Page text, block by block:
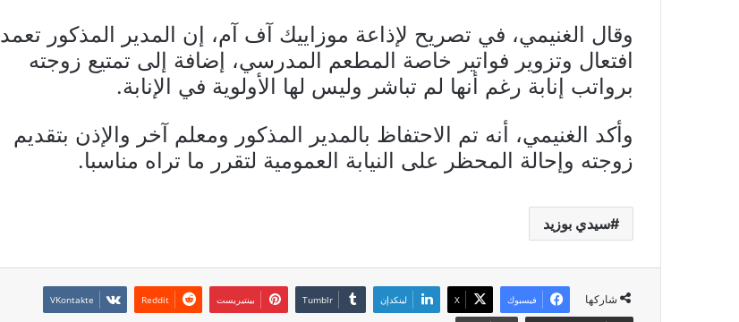
وقال الغنيمي، في تصريح لإذاعة موزاييك آف آم، إن المدير المذكور تعمد
افتعال وتزوير فواتير خاصة المطعم المدرسي، إضافة إلى تمتيع زوجته
برواتب إنابة رغم أنها لم تباشر وليس لها الأولوية في الإنابة.
وأكد الغنيمي، أنه تم الاحتفاظ بالمدير المذكور ومعلم آخر والإذن بتقديم
زوجته وإحالة المحظر على النيابة العمومية لتقرر ما تراه مناسبا.
سيدي بوزيد
شاركها فيسبوك X لينكدإن بينتيريست